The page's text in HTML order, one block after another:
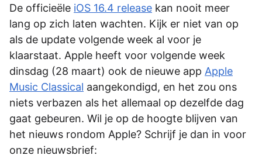
De officieële iOS 16.4 release kan nooit meer
lang op zich laten wachten. Kijk er niet van op
als de update volgende week al voor je
klaarstaat. Apple heeft voor volgende week
dinsdag (28 maart) ook de nieuwe app Apple
Music Classical aangekondigd, en het zou ons
niets verbazen als het allemaal op dezelfde dag
gaat gebeuren. Wil je op de hoogte blijven van
het nieuws rondom Apple? Schrijf je dan in voor
onze nieuwsbrief: